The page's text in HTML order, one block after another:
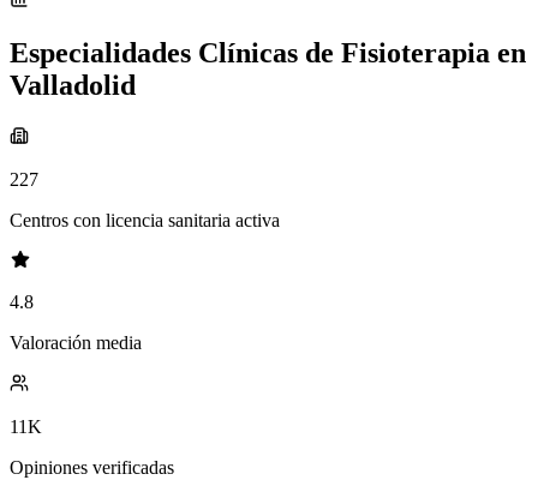
Especialidades Clínicas de Fisioterapia en
Valladolid
227
Centros con licencia sanitaria activa
4.8
Valoración media
11K
Opiniones verificadas